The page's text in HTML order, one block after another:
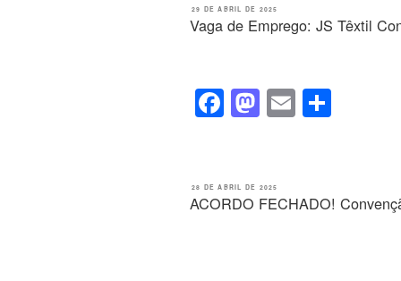
e
b
o
k
o
d
n
e
PUBLICADO
29 DE ABRIL DE 2025
Vaga de Emprego: JS Têxtil
F
a
e
b
M
a
o
d
E
m
e
PUBLICADO
28 DE ABRIL DE 2025
ACORDO FECHADO!